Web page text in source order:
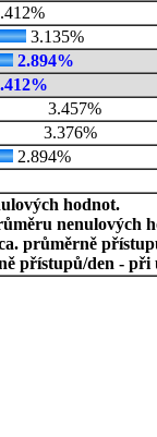
3.135%
2.894%
3.457%
3.376%
2.894%
hodnot.
nenulových
průměrně
přístupů/den - při